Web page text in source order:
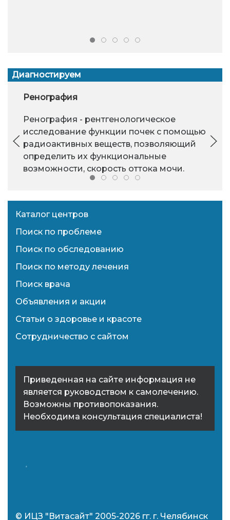
Диагностируем
Ренография
Ренография - рентгенологическое
исследование функции почек с помощью
радиоактивных веществ, позволяющий
определить их функциональные
возможности, скорость оттока мочи.
Каталог центров
Поиск по проблеме
Поиск по обследованию
Поиск по методу лечения
Поиск врача
Объявления и акции
Статьи о здоровье и красоте
Сотрудничество с сайтом
Приведенная на сайте информация не
является руководством к самолечению.
Возможны противопоказания.
Необходима консультация специалиста!
© ИЦЗ "Витасайт" 2005-2026 гг. г. Челябинск